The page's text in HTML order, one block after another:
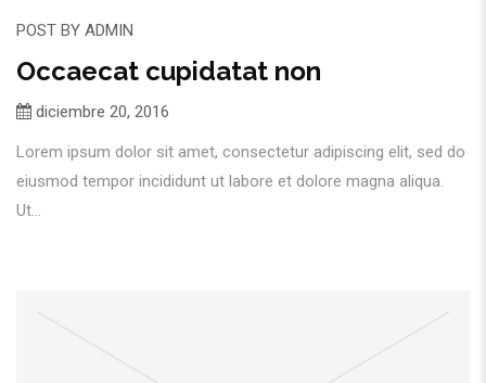
POST BY ADMIN
Occaecat cupidatat non
diciembre 20, 2016
Lorem ipsum dolor sit amet, consectetur adipiscing elit, sed do
eiusmod tempor incididunt ut labore et dolore magna aliqua.
Ut...